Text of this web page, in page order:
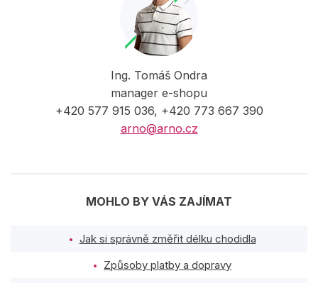
Ing. Tomáš Ondra
manager e-shopu
+420 577 915 036, +420 773 667 390
arno@arno.cz
MOHLO BY VÁS ZAJÍMAT
Jak si správně změřit délku chodidla
Způsoby platby a dopravy